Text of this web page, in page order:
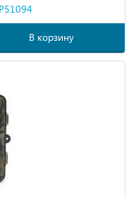
В корзину